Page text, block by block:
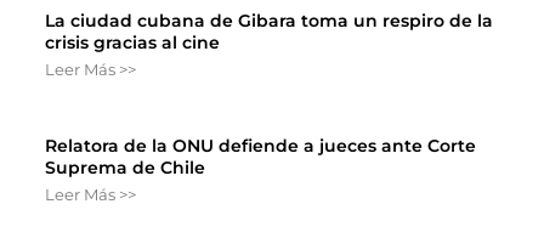
La ciudad cubana de Gibara toma un respiro de la
crisis gracias al cine
Leer Más >>
Relatora de la ONU defiende a jueces ante Corte
Suprema de Chile
Leer Más >>